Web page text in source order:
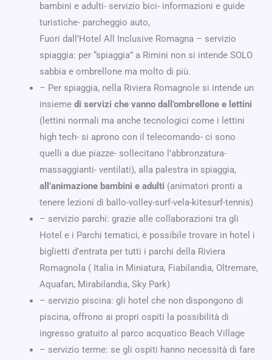
bambini e adulti- servizio bici- informazioni e guide
turistiche- parcheggio auto,
Fuori dall’Hotel All Inclusive Romagna – servizio
spiaggia: per “spiaggia” a Rimini non si intende SOLO
sabbia e ombrellone ma molto di più.
– Per spiaggia, nella Riviera Romagnole si intende un
insieme di servizi che vanno dall’ombrellone e lettini
(lettini normali ma anche tecnologici come i lettini
high tech- si aprono con il telecomando- ci sono
quelli a due piazze- sollecitano l’abbronzatura-
massaggianti- ventilati), alla palestra in spiaggia,
all’animazione bambini e adulti (animatori pronti a
tenere lezioni di ballo-volley-surf-vela-kitesurf-tennis)
– servizio parchi: grazie alle collaborazioni tra gli
Hotel e i Parchi tematici, è possibile trovare in hotel i
biglietti d’entrata per tutti i parchi della Riviera
Romagnola ( Italia in Miniatura, Fiabilandia, Oltremare,
Aquafan, Mirabilandia, Sky Park)
– servizio piscina: gli hotel che non dispongono di
piscina, offrono ai propri ospiti la possibilità di
ingresso gratuito al parco acquatico Beach Village
– servizio terme: se gli ospiti hanno necessità di fare